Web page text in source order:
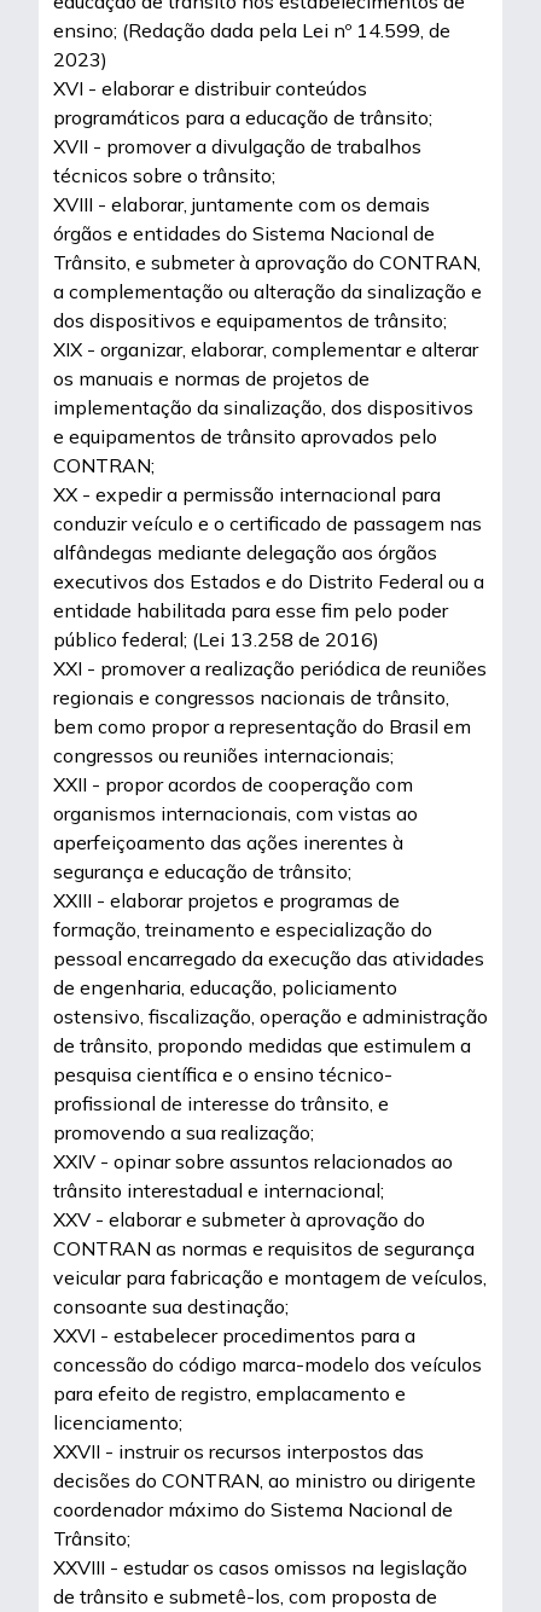
ensino; (Redação dada pela Lei nº 14.599, de
2023)
XVI - elaborar e distribuir conteúdos
programáticos para a educação de trânsito;
XVII - promover a divulgação de trabalhos
técnicos sobre o trânsito;
XVIII - elaborar, juntamente com os demais
órgãos e entidades do Sistema Nacional de
Trânsito, e submeter à aprovação do CONTRAN,
a complementação ou alteração da sinalização e
dos dispositivos e equipamentos de trânsito;
XIX - organizar, elaborar, complementar e alterar
os manuais e normas de projetos de
implementação da sinalização, dos dispositivos
e equipamentos de trânsito aprovados pelo
CONTRAN;
XX - expedir a permissão internacional para
conduzir veículo e o certificado de passagem nas
alfândegas mediante delegação aos órgãos
executivos dos Estados e do Distrito Federal ou a
entidade habilitada para esse fim pelo poder
público federal; (Lei 13.258 de 2016)
XXI - promover a realização periódica de reuniões
regionais e congressos nacionais de trânsito,
bem como propor a representação do Brasil em
congressos ou reuniões internacionais;
XXII - propor acordos de cooperação com
organismos internacionais, com vistas ao
aperfeiçoamento das ações inerentes à
segurança e educação de trânsito;
XXIII - elaborar projetos e programas de
formação, treinamento e especialização do
pessoal encarregado da execução das atividades
de engenharia, educação, policiamento
ostensivo, fiscalização, operação e administração
de trânsito, propondo medidas que estimulem a
pesquisa científica e o ensino técnico-
profissional de interesse do trânsito, e
promovendo a sua realização;
XXIV - opinar sobre assuntos relacionados ao
trânsito interestadual e internacional;
XXV - elaborar e submeter à aprovação do
CONTRAN as normas e requisitos de segurança
veicular para fabricação e montagem de veículos,
consoante sua destinação;
XXVI - estabelecer procedimentos para a
concessão do código marca-modelo dos veículos
para efeito de registro, emplacamento e
licenciamento;
XXVII - instruir os recursos interpostos das
decisões do CONTRAN, ao ministro ou dirigente
coordenador máximo do Sistema Nacional de
Trânsito;
XXVIII - estudar os casos omissos na legislação
de trânsito e submetê-los, com proposta de